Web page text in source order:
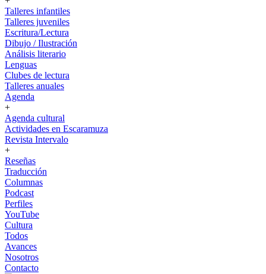
Talleres infantiles
Talleres juveniles
Escritura/Lectura
Dibujo / Ilustración
Análisis literario
Lenguas
Clubes de lectura
Talleres anuales
Agenda
+
Agenda cultural
Actividades en Escaramuza
Revista Intervalo
+
Reseñas
Traducción
Columnas
Podcast
Perfiles
YouTube
Cultura
Todos
Avances
Nosotros
Contacto